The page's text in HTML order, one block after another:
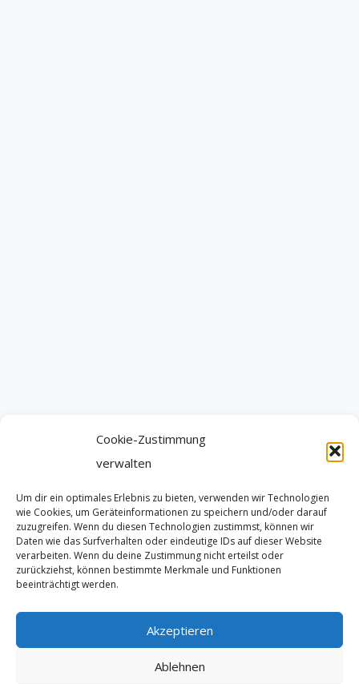
Cookie-Zustimmung
verwalten
Um dir ein optimales Erlebnis zu bieten, verwenden wir Technologien
wie Cookies, um Geräteinformationen zu speichern und/oder darauf
zuzugreifen. Wenn du diesen Technologien zustimmst, können wir
Daten wie das Surfverhalten oder eindeutige IDs auf dieser Website
verarbeiten. Wenn du deine Zustimmung nicht erteilst oder
zurückziehst, können bestimmte Merkmale und Funktionen
beeinträchtigt werden.
Akzeptieren
Ablehnen